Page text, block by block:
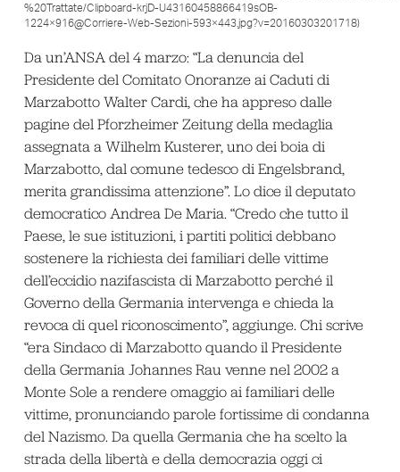
%20Trattate/Clipboard-krjD-U43160458866419sOB-
1224×916@Corriere-Web-Sezioni-593×443.jpg?v=20160303201718)
Da un’ANSA del 4 marzo: “La denuncia del
Presidente del Comitato Onoranze ai Caduti di
Marzabotto Walter Cardi, che ha appreso dalle
pagine del Pforzheimer Zeitung della medaglia
assegnata a Wilhelm Kusterer, uno dei boia di
Marzabotto, dal comune tedesco di Engelsbrand,
merita grandissima attenzione”. Lo dice il deputato
democratico Andrea De Maria. “Credo che tutto il
Paese, le sue istituzioni, i partiti politici debbano
sostenere la richiesta dei familiari delle vittime
dell’eccidio nazifascista di Marzabotto perché il
Governo della Germania intervenga e chieda la
revoca di quel riconoscimento”, aggiunge. Chi scrive
“era Sindaco di Marzabotto quando il Presidente
della Germania Johannes Rau venne nel 2002 a
Monte Sole a rendere omaggio ai familiari delle
vittime, pronunciando parole fortissime di condanna
del Nazismo. Da quella Germania che ha scelto la
strada della libertà e della democrazia oggi ci